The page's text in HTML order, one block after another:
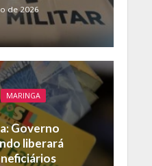
de 2026
MARINGA
Governo
liberará